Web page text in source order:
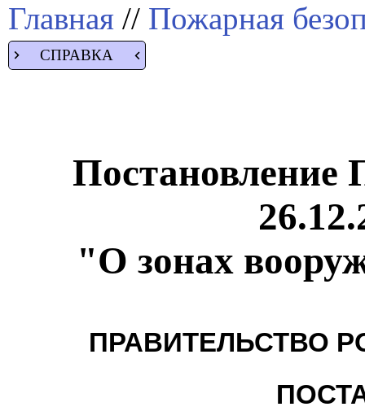
Главная // Пожарная
СПРАВКА
Постановление
"О зонах
ПРАВИТЕЛЬСТВО